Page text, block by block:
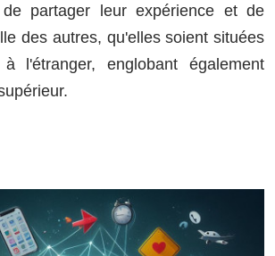
partager leur expérience et de
des autres, qu'elles soient situées
l'étranger, englobant également